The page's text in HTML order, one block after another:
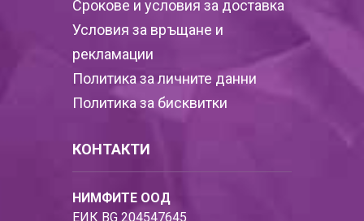
Срокове и условия за доставка
Условия за връщане и
рекламации
Политика за личните данни
Политика за бисквитки
КОНТАКТИ
НИМФИТЕ ООД
ЕИК BG 204547645